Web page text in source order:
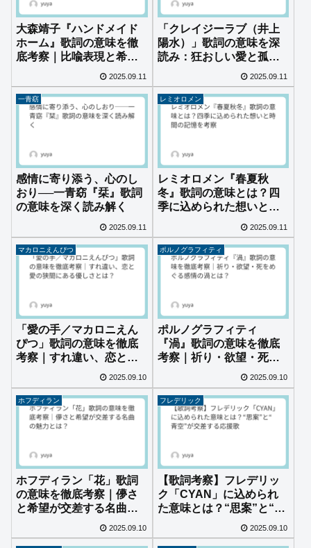
大森靖子『ハンドメイド
ホーム』歌詞の意味を徹
底考察｜比喩表現と希望
のメッセージを読み解く
2025.09.11
「クレイジーラブ（井上
陽水）」歌詞の意味を深
読み：狂おしい愛と孤独
2025.09.11
一青窈
感情に寄り添う、心のし
おり──一青窈『栞』歌詞
の意味を深く読み解く
2025.09.11
レミオロメン
レミオロメン『春夏秋
冬』歌詞の意味とは？四
季に込められた想いと時
2025.09.11
マカロニえんぴつ
「愛の手／マカロニえん
ぴつ」歌詞の意味を徹底
考察｜すれ違い、恋と愛
の狭間にある優しさと
は？
2025.09.10
ポルノグラフィティ
ポルノグラフィティ
『渦』歌詞の意味を徹底
考察｜祈り・欲望・死を
めぐる感情の渦とは？
2025.09.10
ホフディラン
ホフディラン「花」歌詞
の意味を徹底考察｜儚さ
と希望が交差する名曲の
2025.09.10
フレデリック
【歌詞考察】フレデリッ
ク「CYAN」に込められ
た意味とは？“思案”と“青
空”が交差する応援歌
2025.09.10